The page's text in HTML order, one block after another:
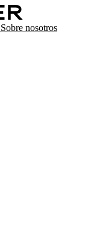
Sobre nosotros